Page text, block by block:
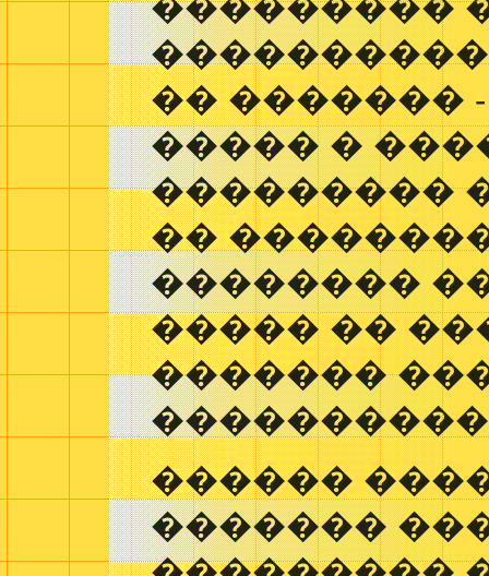
���������
�� �������
����� �
���������
��
��������
����� ��
�������
������
�������